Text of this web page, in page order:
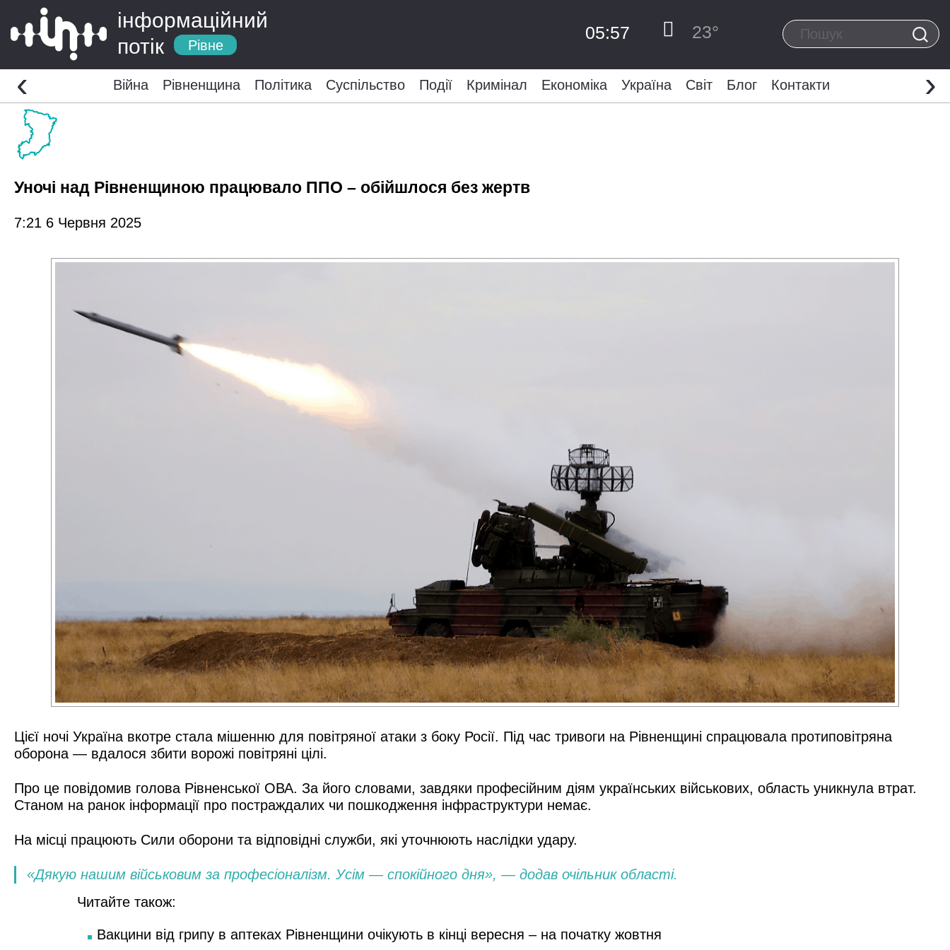
інформаційний
потік
Рівне
05:57 23°
Війна Рівненщина Політика Суспільство Події Кримінал Економіка Україна Світ Блог Контакти
‹ ›
Уночі над Рівненщиною працювало ППО – обійшлося без жертв
7:21 6 Червня 2025
Цієї ночі Україна вкотре стала мішенню для повітряної атаки з боку Росії. Під час тривоги на Рівненщині спрацювала протиповітряна
оборона — вдалося збити ворожі повітряні цілі.
Про це повідомив голова Рівненської ОВА. За його словами, завдяки професійним діям українських військових, область уникнула втрат.
Станом на ранок інформації про постраждалих чи пошкодження інфраструктури немає.
На місці працюють Сили оборони та відповідні служби, які уточнюють наслідки удару.
«Дякую нашим військовим за професіоналізм. Усім — спокійного дня», — додав очільник області.
Читайте також:
Вакцини від грипу в аптеках Рівненщини очікують в кінці вересня – на початку жовтня